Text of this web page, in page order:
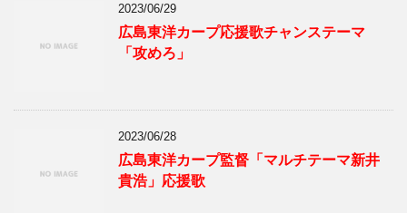
2023/06/29
広島東洋カープ応援歌チャンステーマ
「攻めろ」
2023/06/28
広島東洋カープ監督「マルチテーマ新井
貴浩」応援歌